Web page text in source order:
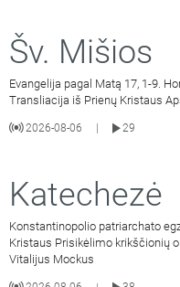
Šv. Mišios
Evangelija pagal Matą 17, 1-9.
Transliacija iš Prienų Kristaus
2026-08-06
29
Katechezė
Konstantinopolio patriarchato
Kristaus Prisikėlimo krikščionių
Vitalijus Mockus